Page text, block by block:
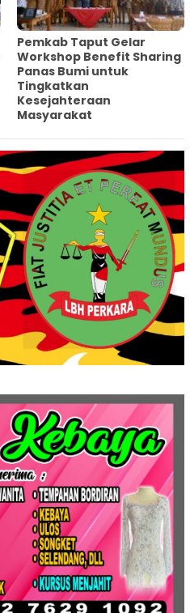
Pemkab Taput Gelar
Workshop Benefit Sharing
Panas Bumi untuk
Tingkatkan
Kesejahteraan
Masyarakat